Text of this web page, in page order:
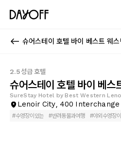
슈어스테이 호텔 바이 베스트 웨스
2.5성급 호텔
슈어스테이 호텔 바이 베스
SureStay Hotel by Best Western
Lenoir City, 400
#수영장이있는 #반려동물과여행 #야외수영장